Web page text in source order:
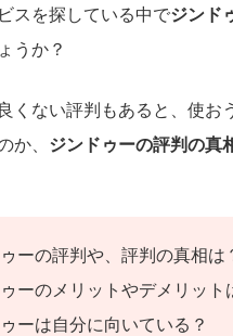
スを探している中でジンド
うか？
くない評判もあると、使お
か、 ジンドゥーの評判の真
ーの評判や、評判の真相は
ーのメリットやデメリット
ーは自分に向いている？